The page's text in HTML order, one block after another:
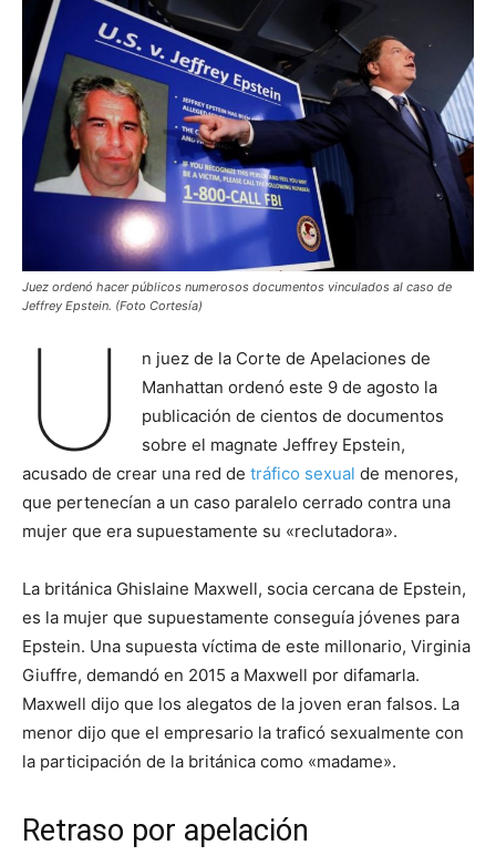
Juez ordenó hacer públicos numerosos documentos vinculados al caso de
Jeffrey Epstein. (Foto Cortesía)
U
n juez de la Corte de Apelaciones de
Manhattan ordenó este 9 de agosto la
publicación de cientos de documentos
sobre el magnate Jeffrey Epstein,
acusado de crear una red de tráfico sexual de menores,
que pertenecían a un caso paralelo cerrado contra una
mujer que era supuestamente su «reclutadora».
La británica Ghislaine Maxwell, socia cercana de Epstein,
es la mujer que supuestamente conseguía jóvenes para
Epstein. Una supuesta víctima de este millonario, Virginia
Giuffre, demandó en 2015 a Maxwell por difamarla.
Maxwell dijo que los alegatos de la joven eran falsos. La
menor dijo que el empresario la traficó sexualmente con
la participación de la británica como «madame».
Retraso por apelación